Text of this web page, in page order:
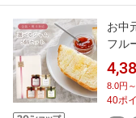
お中
フル
瓶入
8.0円
40ポ